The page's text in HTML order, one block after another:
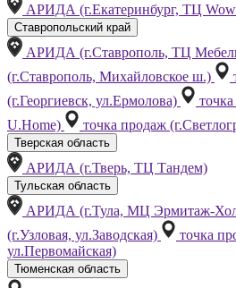
АРИДА (г.Екатеринбург, ТЦ
Ставропольский край
АРИДА (г.Ставрополь, ТЦ
(г.Ставрополь, Михайловское ш.)
(г.Георгиевск, ул.Ермолова)
U.Home)
точка продаж
Тверская область
АРИДА (г.Тверь, ТЦ Тандем)
Тульская область
АРИДА (г.Тула, МЦ Эрмитаж-
(г.Узловая, ул.Заводская)
точка
ул.Первомайская)
Тюменская область